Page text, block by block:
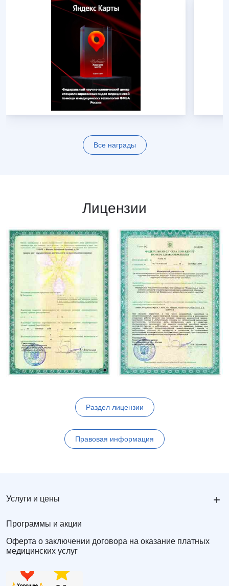
Все награды
Лицензии
Раздел лицензии
Правовая информация
Услуги и цены +
Программы и акции
Оферта о заключении договора на оказание платных
медицинских услуг